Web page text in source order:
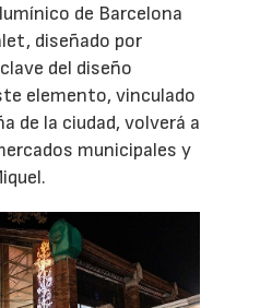
de Barcelona
diseñado por
del diseño
elemento, vinculado
de la ciudad, volverá a
municipales y